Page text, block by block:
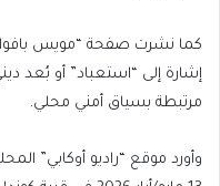
كما نشرت صفحة “مويس
إشارة إلى “استعباد” أو بُعد
مرتبطة بسياق أمني محلي.